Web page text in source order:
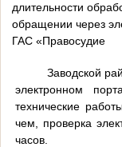
длительности
обращении через
ГАС «Правосудие
Заводской
электронном
технические
чем, проверка
часов.